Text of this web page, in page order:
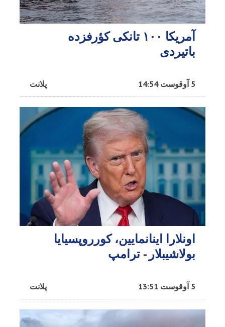
آمریکا ۱۰۰ تانکی کؤرفزده
باتیردی
پلانت 5 آوقوست 14:54
اونلارا اینانمایین، کورروپسیایا
بولاشیبلار - ترامپ
پلانت 5 آوقوست 13:51